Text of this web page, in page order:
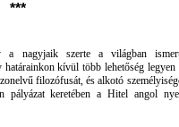
***
a nagyjaik szerte a világban
kívül több lehetőség legyen
filozófusát, és alkotó
pályázat keretében a Hitel angol